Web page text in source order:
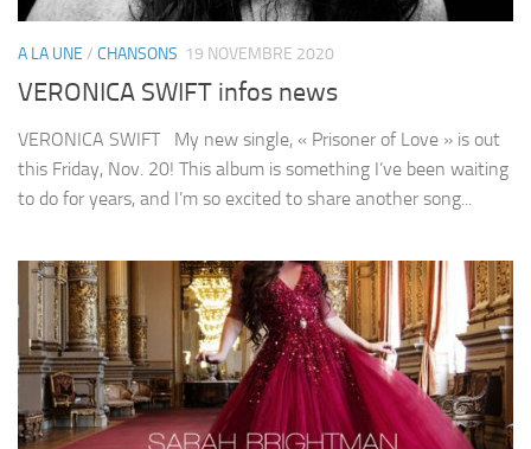
A LA UNE / CHANSONS 19 NOVEMBRE 2020
VERONICA SWIFT infos news
VERONICA SWIFT My new single, « Prisoner of Love » is out
this Friday, Nov. 20! This album is something I’ve been waiting
to do for years, and I’m so excited to share another song...